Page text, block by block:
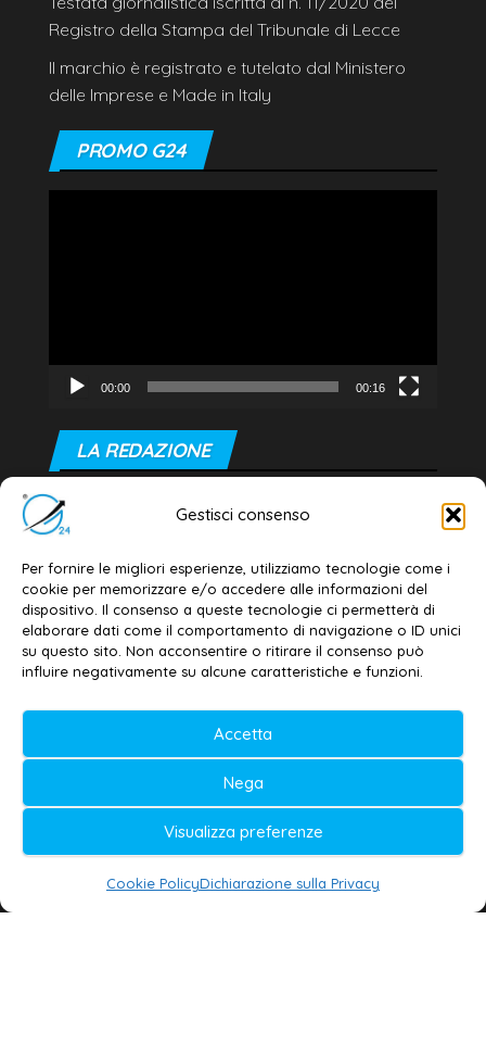
Gestisci consenso
Per fornire le migliori esperienze, utilizziamo tecnologie come i
cookie per memorizzare e/o accedere alle informazioni del
dispositivo. Il consenso a queste tecnologie ci permetterà di
elaborare dati come il comportamento di navigazione o ID unici
su questo sito. Non acconsentire o ritirare il consenso può
influire negativamente su alcune caratteristiche e funzioni.
Accetta
Nega
Visualizza preferenze
Cookie PolicyDichiarazione sulla Privacy
Registro della Stampa del Tribunale di Lecce
Il marchio è registrato e tutelato dal Ministero
delle Imprese e Made in Italy
PROMO G24
00:00 00:16
LA REDAZIONE
Editore e direttore responsabile:
Dott. Daniele G. Masciullo
Email: redazione@galatina24.it
Contatti –Disclaimer
Privacy policy –Cookie policy
Testata iscritta al n. 11/2020 Registro della
Stampa Tribunale di Lecce
Editore e direttore responsabile:
Daniele G. Masciullo